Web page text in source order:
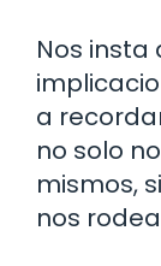
Nos insta
a
no solo
mismos,
nos